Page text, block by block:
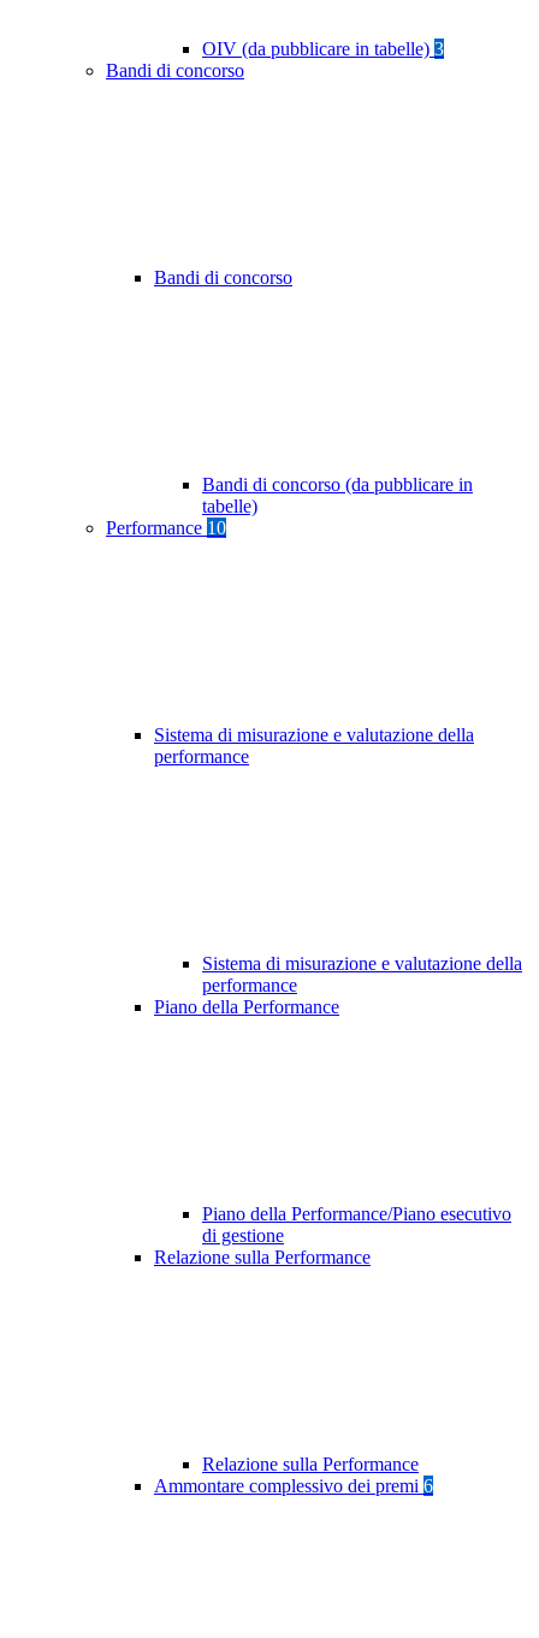
OIV (da pubblicare in tabelle) 3
Bandi di concorso
Bandi di concorso
Bandi di concorso (da pubblicare in
tabelle)
Performance 10
Sistema di misurazione e valutazione della
performance
Sistema di misurazione e valutazione della
performance
Piano della Performance
Piano della Performance/Piano esecutivo
di gestione
Relazione sulla Performance
Relazione sulla Performance
Ammontare complessivo dei premi 6